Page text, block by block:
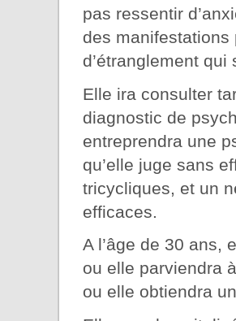
pas ressentir
des manifestations
d’étranglement qui
Elle ira consulter
diagnostic de
entreprendra une
qu’elle juge sans
tricycliques, et un
efficaces.
A l’âge de 30 ans,
ou elle parviendra
ou elle obtiendra